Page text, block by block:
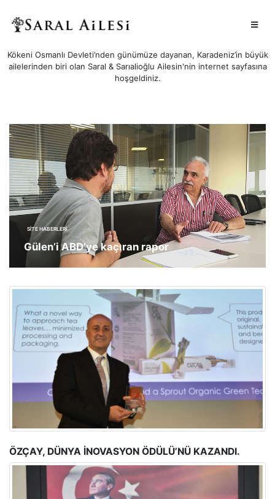
Kökeni Osmanlı Devleti’nden günümüze dayanan, Karadeniz’in büyük
ailelerinden biri olan Saral & Sarıalioğlu Ailesin'nin internet sayfasına
hoşgeldiniz.
SITE HABERLERI
Gülen’i ABD’ye kaçıran rapor
Devletin güvenlik birimleri içinde Fethullah Gülen Cemaati tehlikesine ilk dikkat
İstihbarat Daire Başkanlığı’na 18 Mart'ta gönderdik, 21 Mart’ta da Fethullah
Gülen’i yurt dışına kaçırdılar" diyor. Saral ve ekibi raporu yazmaya devam
ederken, “Telekulak...
ÖZÇAY, DÜNYA İNOVASYON ÖDÜLÜ’NÜ KAZANDI.